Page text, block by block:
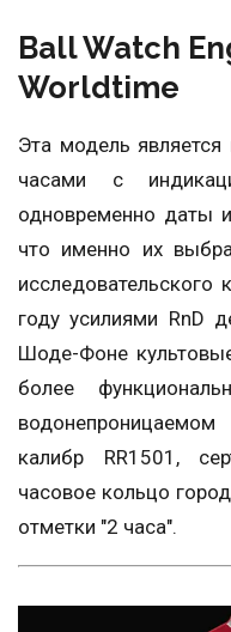
Ball Watch
Worldtime
Эта модель
часами с
одновременно даты
что именно их
году усилиями RnD
Шоде-Фоне
более
калибр RR1501,
часовое кольцо
отметки "2 часа".